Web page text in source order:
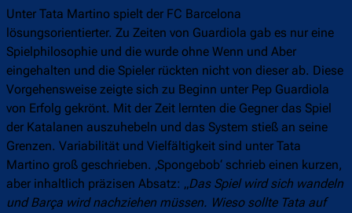
Unter Tata Martino spielt der FC Barcelona
lösungsorientierter. Zu Zeiten von Guardiola gab es nur eine
Spielphilosophie und die wurde ohne Wenn und Aber
eingehalten und die Spieler rückten nicht von dieser ab. Diese
Vorgehensweise zeigte sich zu Beginn unter Pep Guardiola
von Erfolg gekrönt. Mit der Zeit lernten die Gegner das Spiel
der Katalanen auszuhebeln und das System stieß an seine
Grenzen. Variabilität und Vielfältigkeit sind unter Tata
Martino groß geschrieben. ‚Spongebob‘ schrieb einen kurzen,
aber inhaltlich präzisen Absatz: „Das Spiel wird sich wandeln
und Barça wird nachziehen müssen. Wieso sollte Tata auf